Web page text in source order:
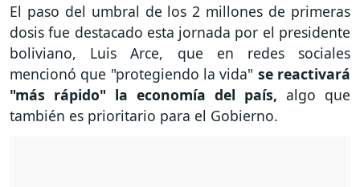
El paso del umbral de los 2 millones de primeras
dosis fue destacado esta jornada por el presidente
boliviano, Luis Arce, que en redes sociales
mencionó que "protegiendo la vida" se reactivará
"más rápido" la economía del país, algo que
también es prioritario para el Gobierno.